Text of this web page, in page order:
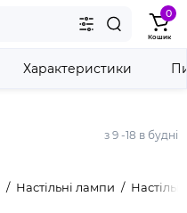
з 9 -18 в будні
0
Кошик
Настільні лампи
Характеристики